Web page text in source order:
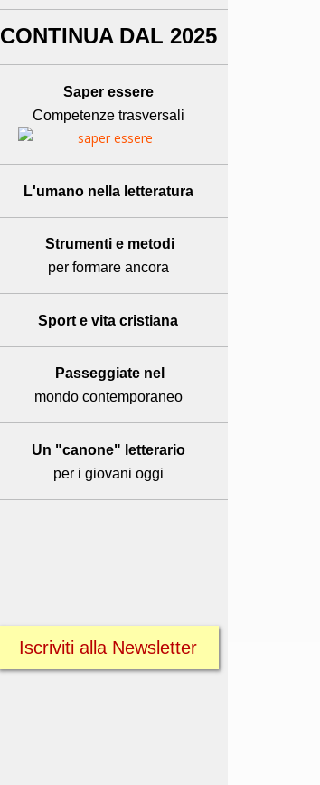
CONTINUA DAL 2025
Saper essere
Competenze trasversali
L'umanonella letteratura
Strumenti e metodi
per formare ancora
Sport e vita cristiana
Passeggiate nel
mondo contemporaneo
Un "canone" letterario
per i giovani oggi
Iscriviti alla Newsletter